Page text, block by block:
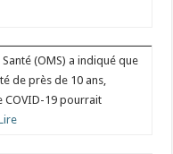
(OMS) a indiqué que
de près de 10 ans,
COVID-19 pourrait